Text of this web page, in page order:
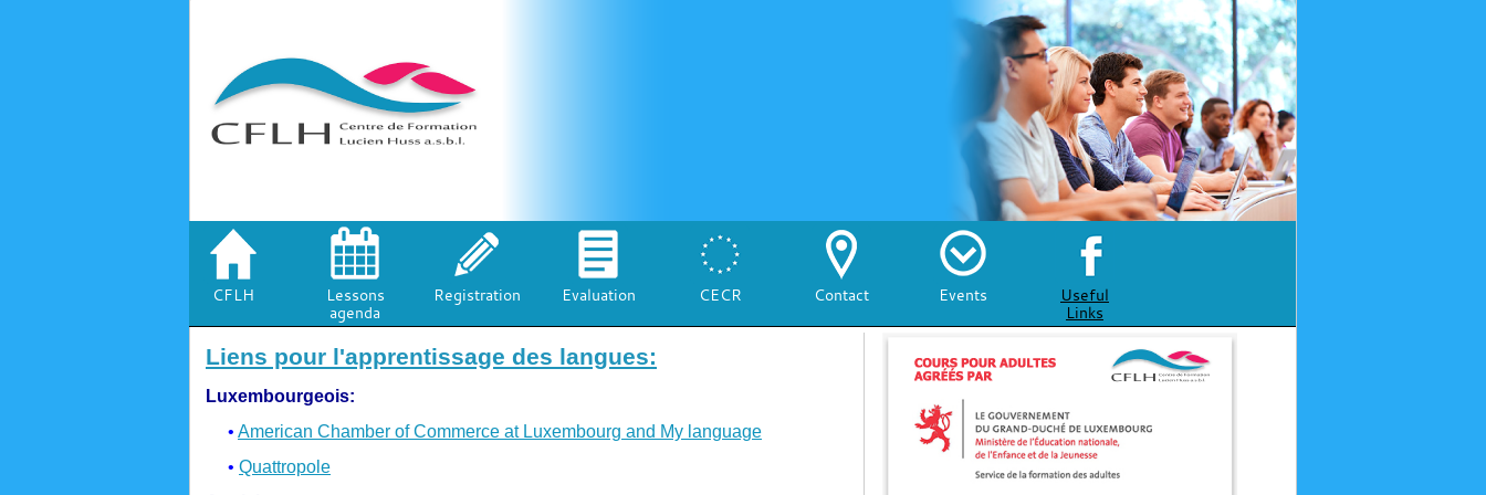
CFLH
Lessons
agenda
Registration Evaluation CECR Contact Events
Useful
Links
Liens pour l'apprentissage des langues:
Luxembourgeois:
• American Chamber of Commerce at Luxembourg and My language
• Quattropole